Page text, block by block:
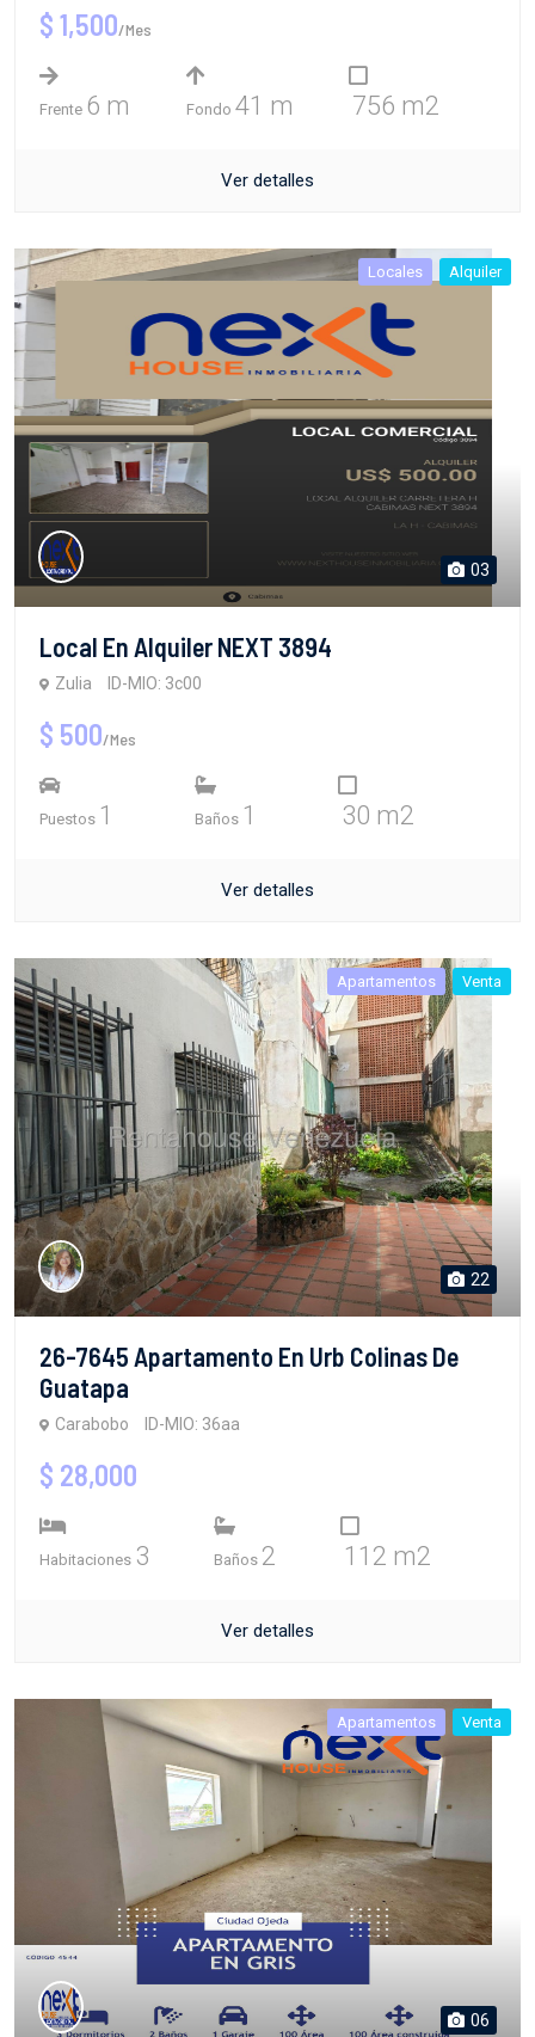
$ 1,500/Mes
Frente 6 m Fondo 41 m 756 m2
Ver detalles
Locales Alquiler
03
Local En Alquiler NEXT 3894
Zulia ID-MIO: 3c00
$ 500/Mes
Puestos 1 Baños 1 30 m2
Ver detalles
Apartamentos Venta
22
26-7645 Apartamento En Urb Colinas De
Guatapa
Carabobo ID-MIO: 36aa
$ 28,000
Habitaciones 3 Baños 2 112 m2
Ver detalles
Apartamentos Venta
06